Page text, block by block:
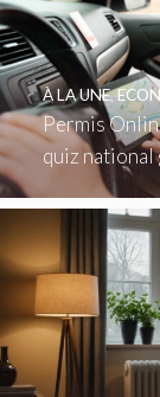
Permis
quiz
À LA UNE,